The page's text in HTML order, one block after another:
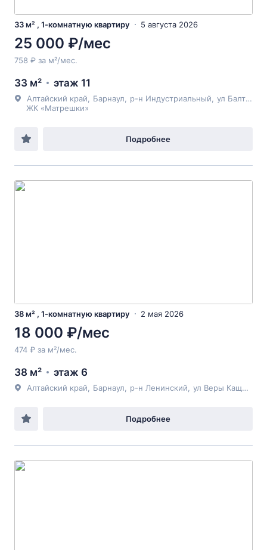
33 м² , 1-комнатную квартиру 5 августа 2026
25 000 ₽/мес
758 ₽ за м²/мес.
33 м² этаж 11
Алтайский край Барнаул р-н Индустриальный
ул Балтийская
ЖК «Матрешки»
Подробнее
38 м² , 1-комнатную квартиру 2 мая 2026
18 000 ₽/мес
474 ₽ за м²/мес.
38 м² этаж 6
Алтайский край Барнаул р-н Ленинский ул Веры Кащеевой
Подробнее